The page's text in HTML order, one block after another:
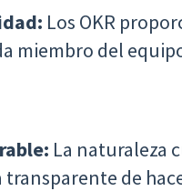
Los OKR
miembro del
La naturaleza
de